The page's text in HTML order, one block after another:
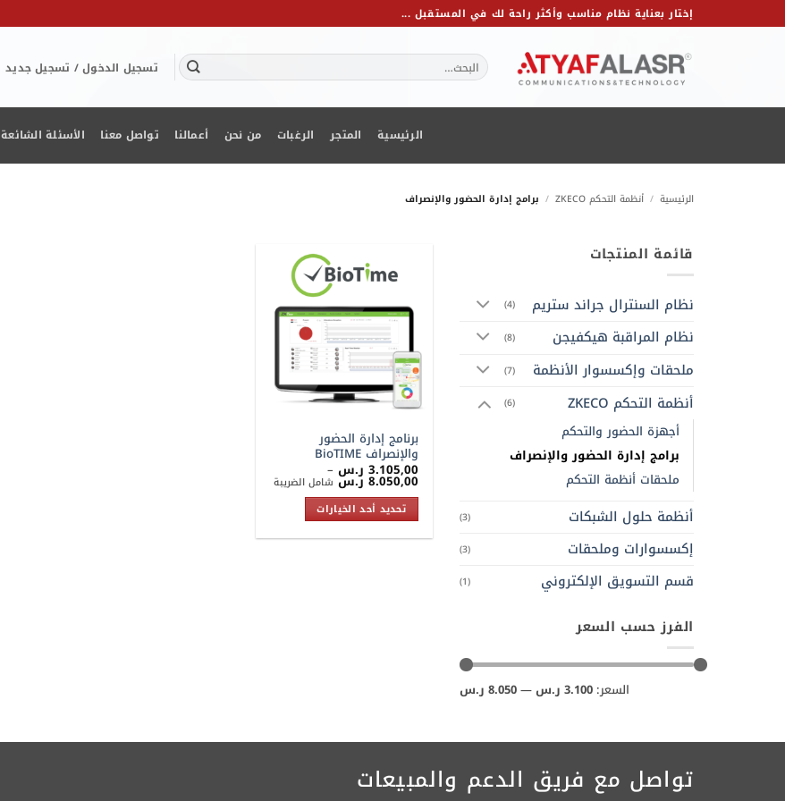
للمحتوى
إختار بعناية نظام مناسب وأكثر راحة لك في المستقبل ...
البحث
عن:
تسجيل الدخول / تسجيل جديد
الرئيسية المتجر الرغبات من نحن أعمالنا تواصل معنا الأسئلة الشائعة
الرئيسية / أنظمة التحكم ZKECO / برامج إدارة الحضور والإنصراف
قائمة المنتجات
نظام السنترال جراند ستريم (4)
نظام المراقبة هيكفيجن (8)
ملحقات وإكسسوار الأنظمة (7)
أنظمة التحكم ZKECO (6)
أجهزة الحضور والتحكم
برامج إدارة الحضور والإنصراف
ملحقات أنظمة التحكم
أنظمة حلول الشبكات (3)
إكسسوارات وملحقات (3)
قسم التسويق الإلكتروني (1)
الفرز حسب السعر
السعر:3.100 ر.س —8.050 ر.س
wishlist
برنامج إدارة الحضور
والإنصراف BioTIME
3.105,00 ر.س –
8.050,00 ر.سنطاق
السعر:
من
خلال
⁦8.050,00 ر.س⁩
شامل الضريبة
تحديد أحد الخيارات
صفحة
تواصل مع فريق الدعم والمبيعات